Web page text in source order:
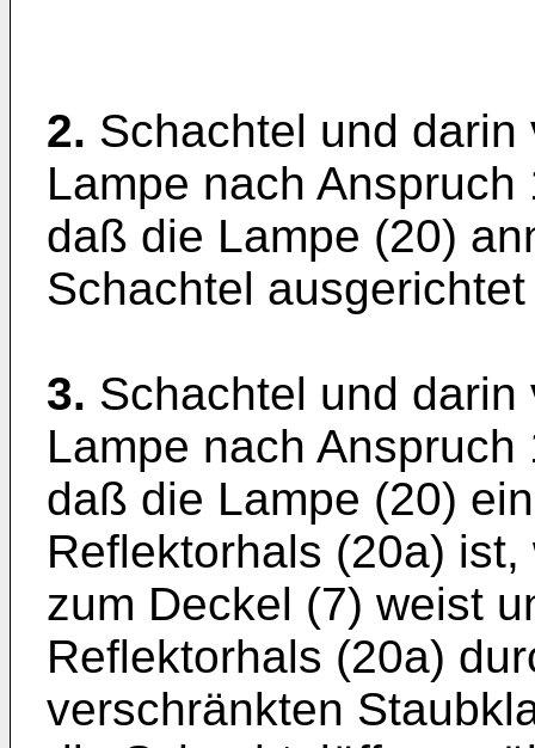
2. Schachtel und
Lampe nach
daß die Lampe (20)
Schachtel
3. Schachtel und
Lampe nach
daß die Lampe (20)
Reflektorhals (20a)
zum Deckel (7) weist
Reflektorhals (20a)
verschränkten